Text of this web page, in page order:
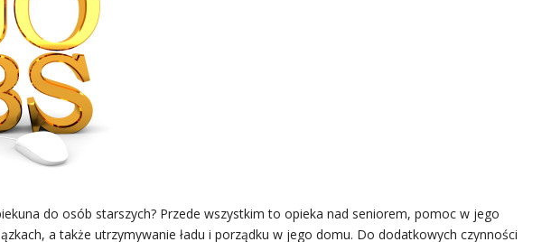
do osób starszych? Przede wszystkim to opieka nad seniorem, pomoc w jego
a także utrzymywanie ładu i porządku w jego domu. Do dodatkowych czynności